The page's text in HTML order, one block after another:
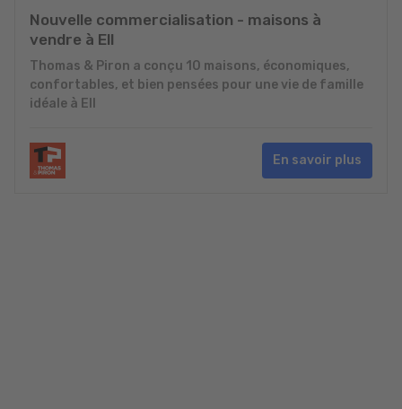
Nouvelle commercialisation - maisons à
vendre à Ell
Thomas & Piron a conçu 10 maisons, économiques,
confortables, et bien pensées pour une vie de famille
idéale à Ell
En savoir plus